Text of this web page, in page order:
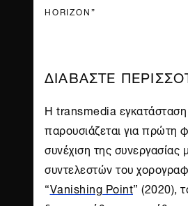
HORIZON”
ΔΙΑΒΑΣΤΕ
Η transmedia
παρουσιάζεται για πρώτη
συνέχιση της
συντελεστών του
“Vanishing Point” (2020),